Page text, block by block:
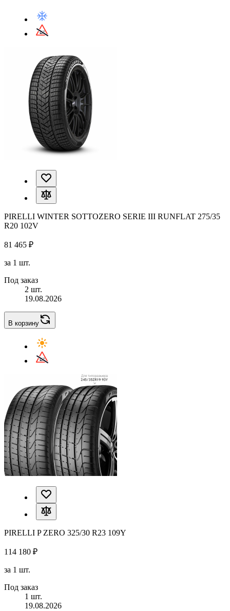
PIRELLI WINTER SOTTOZERO SERIE III RUNFLAT 275/35
R20 102V
81 465 ₽
за 1 шт.
Под заказ
2 шт.
19.08.2026
В корзину
PIRELLI P ZERO 325/30 R23 109Y
114 180 ₽
за 1 шт.
Под заказ
1 шт.
19.08.2026